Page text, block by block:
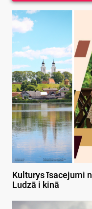
Kulturys īsacejumi
Ludzā i kinā